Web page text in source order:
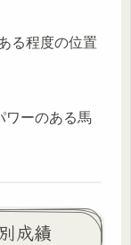
る程度の位置
ワーのある馬
成績